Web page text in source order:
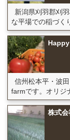
新潟県刈羽郡刈
な平場での稲づく
信州松本平・波
farmです。オリジ
株式